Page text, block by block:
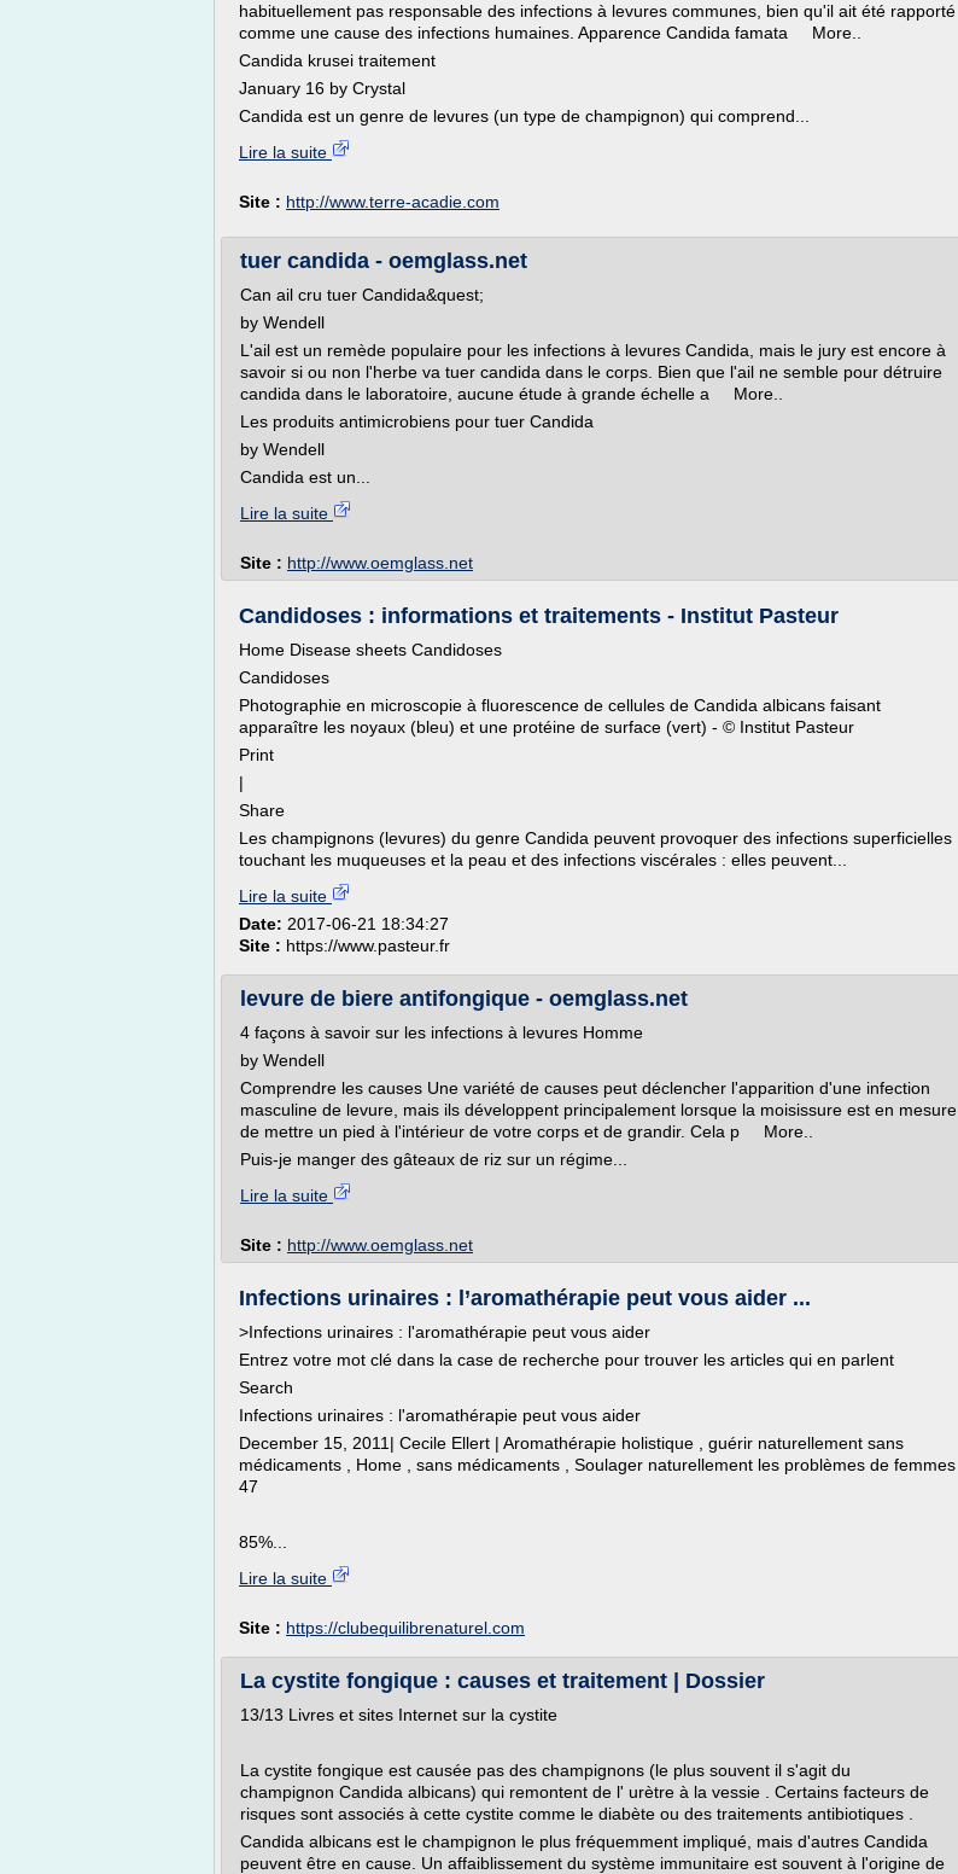
habituellement pas responsable des infections à levures communes, bien qu'il ait été rapporté
comme une cause des infections humaines. Apparence Candida famata More..
Candida krusei traitement
January 16 by Crystal
Candida est un genre de levures (un type de champignon) qui comprend...
Lire la suite
Site : http://www.terre-acadie.com
tuer candida - oemglass.net
Can ail cru tuer Candida&quest;
by Wendell
L'ail est un remède populaire pour les infections à levures Candida, mais le jury est encore à
savoir si ou non l'herbe va tuer candida dans le corps. Bien que l'ail ne semble pour détruire
candida dans le laboratoire, aucune étude à grande échelle a More..
Les produits antimicrobiens pour tuer Candida
by Wendell
Candida est un...
Lire la suite
Site : http://www.oemglass.net
Candidoses : informations et traitements - Institut Pasteur
Home Disease sheets Candidoses
Candidoses
Photographie en microscopie à fluorescence de cellules de Candida albicans faisant
apparaître les noyaux (bleu) et une protéine de surface (vert) - © Institut Pasteur
Print
|
Share
Les champignons (levures) du genre Candida peuvent provoquer des infections superficielles
touchant les muqueuses et la peau et des infections viscérales : elles peuvent...
Lire la suite
Date: 2017-06-21 18:34:27
Site : https://www.pasteur.fr
levure de biere antifongique - oemglass.net
4 façons à savoir sur les infections à levures Homme
by Wendell
Comprendre les causes Une variété de causes peut déclencher l'apparition d'une infection
masculine de levure, mais ils développent principalement lorsque la moisissure est en mesure
de mettre un pied à l'intérieur de votre corps et de grandir. Cela p More..
Puis-je manger des gâteaux de riz sur un régime...
Lire la suite
Site : http://www.oemglass.net
Infections urinaires : l’aromathérapie peut vous aider ...
>Infections urinaires : l'aromathérapie peut vous aider
Entrez votre mot clé dans la case de recherche pour trouver les articles qui en parlent
Search
Infections urinaires : l'aromathérapie peut vous aider
December 15, 2011| Cecile Ellert | Aromathérapie holistique , guérir naturellement sans
médicaments , Home , sans médicaments , Soulager naturellement les problèmes de femmes
47
85%...
Lire la suite
Site : https://clubequilibrenaturel.com
La cystite fongique : causes et traitement | Dossier
13/13 Livres et sites Internet sur la cystite
La cystite fongique est causée pas des champignons (le plus souvent il s'agit du
champignon Candida albicans) qui remontent de l' urètre à la vessie . Certains facteurs de
risques sont associés à cette cystite comme le diabète ou des traitements antibiotiques .
Candida albicans est le champignon le plus fréquemment impliqué, mais d'autres Candida
peuvent être en cause. Un affaiblissement du système immunitaire est souvent à l'origine de